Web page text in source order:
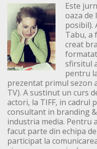
Este
oaza de
posibil).
Tabu, a
creat
sfirsitul
pentru
prezentat primul sezon
TV). A sustinut un curs
actori, la TIFF, in cadrul
consultant in branding
industria media. Pentru
facut parte din echipa
participat la